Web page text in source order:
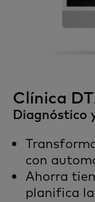
Clínica
Diagnóstico
con
Ahorra
planifica